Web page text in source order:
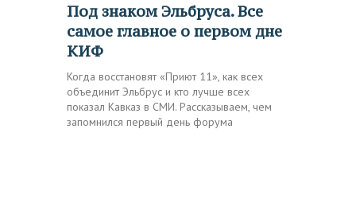
Под знаком Эльбруса. Все
самое главное о первом дне
КИФ
Когда восстановят «Приют 11», как всех
объединит Эльбрус и кто лучше всех
показал Кавказ в СМИ. Рассказываем, чем
запомнился первый день форума